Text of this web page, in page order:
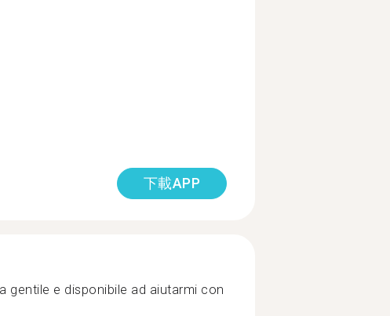
下載APP
gentile e disponibile ad aiutarmi con